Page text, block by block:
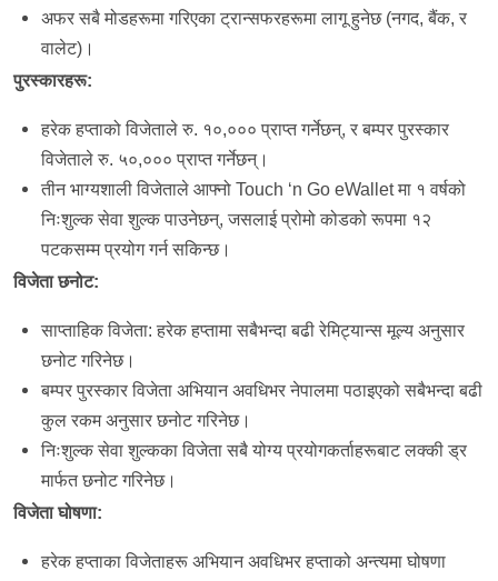
अफर सबै मोडहरूमा गरिएका ट्रान्सफरहरूमा लागू हुनेछ (नगद, बैंक, र
वालेट)।
पुरस्कारहरू:
हरेक हप्ताको विजेताले रु. १०,००० प्राप्त गर्नेछन्, र बम्पर पुरस्कार
विजेताले रु. ५०,००० प्राप्त गर्नेछन्।
तीन भाग्यशाली विजेताले आफ्नो Touch ‘n Go eWallet मा १ वर्षको
निःशुल्क सेवा शुल्क पाउनेछन्, जसलाई प्रोमो कोडको रूपमा १२
पटकसम्म प्रयोग गर्न सकिन्छ।
विजेता छनोट:
साप्ताहिक विजेता: हरेक हप्तामा सबैभन्दा बढी रेमिट्यान्स मूल्य अनुसार
छनोट गरिनेछ।
बम्पर पुरस्कार विजेता अभियान अवधिभर नेपालमा पठाइएको सबैभन्दा बढी
कुल रकम अनुसार छनोट गरिनेछ।
निःशुल्क सेवा शुल्कका विजेता सबै योग्य प्रयोगकर्ताहरूबाट लक्की ड्र
मार्फत छनोट गरिनेछ।
विजेता घोषणा:
हरेक हप्ताका विजेताहरू अभियान अवधिभर हप्ताको अन्त्यमा घोषणा